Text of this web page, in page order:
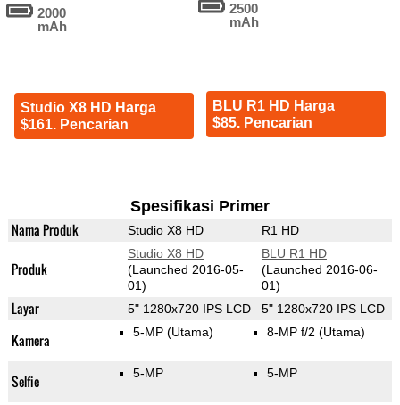
2000
mAh
Studio X8 HD Harga
$161. Pencarian
2500
mAh
BLU R1 HD Harga
$85. Pencarian
Spesifikasi Primer
Nama Produk Studio X8 HD R1 HD
Produk
Studio X8 HD
(Launched 2016-05-
01)
BLU R1 HD
(Launched 2016-06-
01)
Layar 5" 1280x720 IPS LCD 5" 1280x720 IPS LCD
Kamera 5-MP (Utama) 8-MP f/2 (Utama)
Selfie 5-MP 5-MP